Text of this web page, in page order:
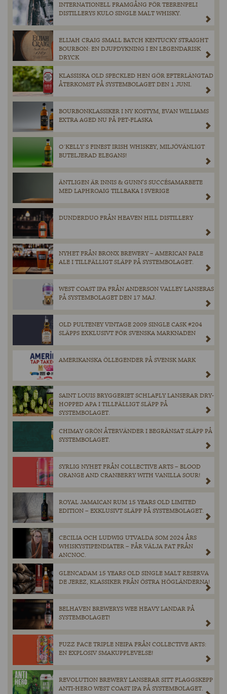
INTERNATIONELL FRAMGÅNG FÖR TEERENPELI
DISTILLERYS KULO SINGLE MALT WHISKY.
ELIJAH CRAIG SMALL BATCH KENTUCKY STRAIGHT
BOURBON: EN DJUPDYKNING I EN LEGENDARISK
DRYCK
KLASSISKA OLD SPECKLED HEN GÖR EFTERLÄNGTAD
ÅTERKOMST PÅ SYSTEMBOLAGET DEN 1 JUNI.
BOURBONKLASSIKER I NY KOSTYM, EVAN WILLIAMS
EXTRA AGED NU PÅ PET-FLASKA
O´KELLY´S FINEST IRISH WHISKEY, MILJÖVÄNLIGT
BUTELJERAD ELEGANS!
ÄNTLIGEN ÄR INNIS & GUNN’S SUCCÉSAMARBETE
MED LAPHROAIG TILLBAKA I SVERIGE
DUNDERDUO FRÅN HEAVEN HILL DISTILLERY
NYHET FRÅN BRONX BREWERY – AMERICAN PALE
ALE I TILLFÄLLIGT SLÄPP PÅ SYSTEMBOLAGET.
WEST COAST IPA FRÅN ANDERSON VALLEY LANSERAS
PÅ SYSTEMBOLAGET DEN 17 MAJ.
OLD PULTENEY VINTAGE 2009 SINGLE CASK #204
SLÄPPS EXKLUSIVT FÖR SVENSKA MARKNADEN
AMERIKANSKA ÖLLEGENDER PÅ SVENSK MARK
SAINT LOUIS BRYGGERIET SCHLAFLY LANSERAR DRY-
HOPPED APA I TILLFÄLLIGT SLÄPP PÅ
SYSTEMBOLAGET.
CHIMAY GRÖN ÅTERVÄNDER I BEGRÄNSAT SLÄPP PÅ
SYSTEMBOLAGET.
SYRLIG NYHET FRÅN COLLECTIVE ARTS – BLOOD
ORANGE AND CRANBERRY WITH VANILLA SOUR!
ROYAL JAMAICAN RUM 15 YEARS OLD LIMITED
EDITION – EXKLUSIVT SLÄPP PÅ SYSTEMBOLAGET.
CECILIA OCH LUDWIG UTVALDA SOM 2024 ÅRS
WHISKYSTIPENDIATER – FÅR VÄLJA FAT FRÅN
ANCNOC.
GLENCADAM 15 YEARS OLD SINGLE MALT RESERVA
DE JEREZ, KLASSIKER FRÅN ÖSTRA HÖGLÄNDERNA!
BELHAVEN BREWERYS WEE HEAVY LANDAR PÅ
SYSTEMBOLAGET!
FUZZ FACE TRIPLE NEIPA FRÅN COLLECTIVE ARTS:
EN EXPLOSIV SMAKUPPLEVELSE!
REVOLUTION BREWERY LANSERAR SITT FLAGGSKEPP
ANTI-HERO WEST COAST IPA PÅ SYSTEMBOLAGET.